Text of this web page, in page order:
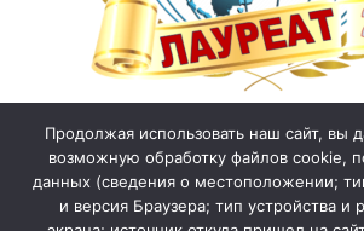
Продолжая использовать наш сайт, вы
возможную обработку файлов cookie,
данных (сведения о местоположении;
и версия Браузера; тип устройства и